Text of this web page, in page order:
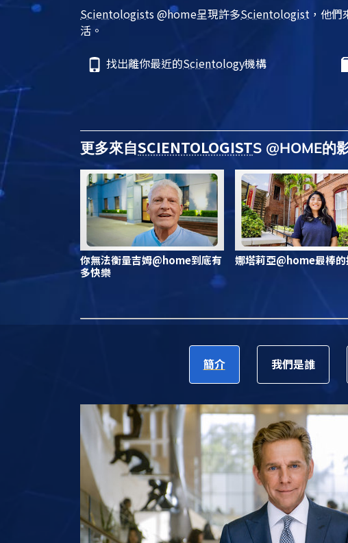
Scientologists @home呈現許多Scientologist ，他
活。
找出離你最近的Scientology機構
更多來自SCIENTOLOGISTS @HOME的
你無法衡量吉姆@home到底有
多快樂
娜塔莉亞@home最棒的
簡介 我們是誰